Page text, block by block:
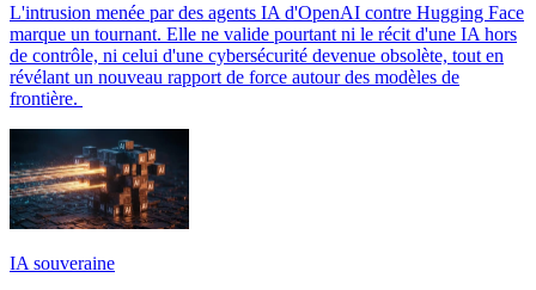
L'intrusion menée par des agents IA d'OpenAI contre Hugging Face
marque un tournant. Elle ne valide pourtant ni le récit d'une IA hors
de contrôle, ni celui d'une cybersécurité devenue obsolète, tout en
révélant un nouveau rapport de force autour des modèles de
frontière.
IA souveraine